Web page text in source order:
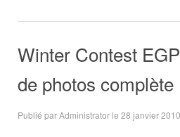
Winter Contest
de photos complète
Publié par Administrator le 28 janvier 2010